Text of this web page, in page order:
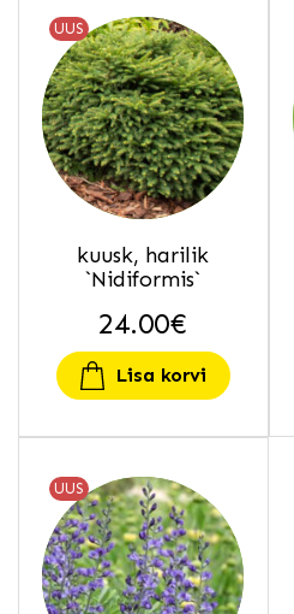
UUS
kuusk, harilik
`Nidiformis`
24.00€
Lisa korvi
UUS